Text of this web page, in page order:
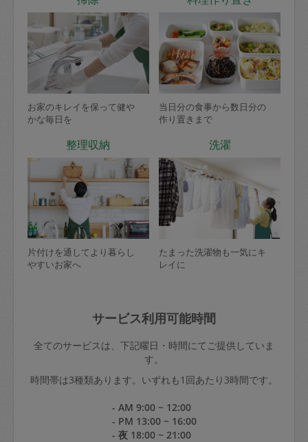
お家のキレイを保って健や
かな毎日を
当日分の食事から数日分の
作り置きまで
整理収納
片付けを通してより暮らし
やすいお家へ
洗濯
たまった洗濯物も一気にキ
レイに
サービス利用可能時間
全てのサービスは、下記曜日・時間にてご提供していま
す。
時間帯は3種類あります。いずれも1回あたり3時間です。
- AM 9:00 ~ 12:00
- PM 13:00 ~ 16:00
- 夜 18:00 ~ 21:00